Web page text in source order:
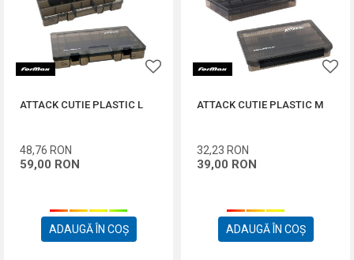
ATTACK CUTIE PLASTIC L
48,76 RON
59,00 RON
ADAUGĂ ÎN COȘ
ATTACK CUTIE PLASTIC M
32,23 RON
39,00 RON
ADAUGĂ ÎN COȘ